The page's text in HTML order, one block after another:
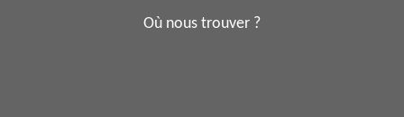
Où nous trouver ?